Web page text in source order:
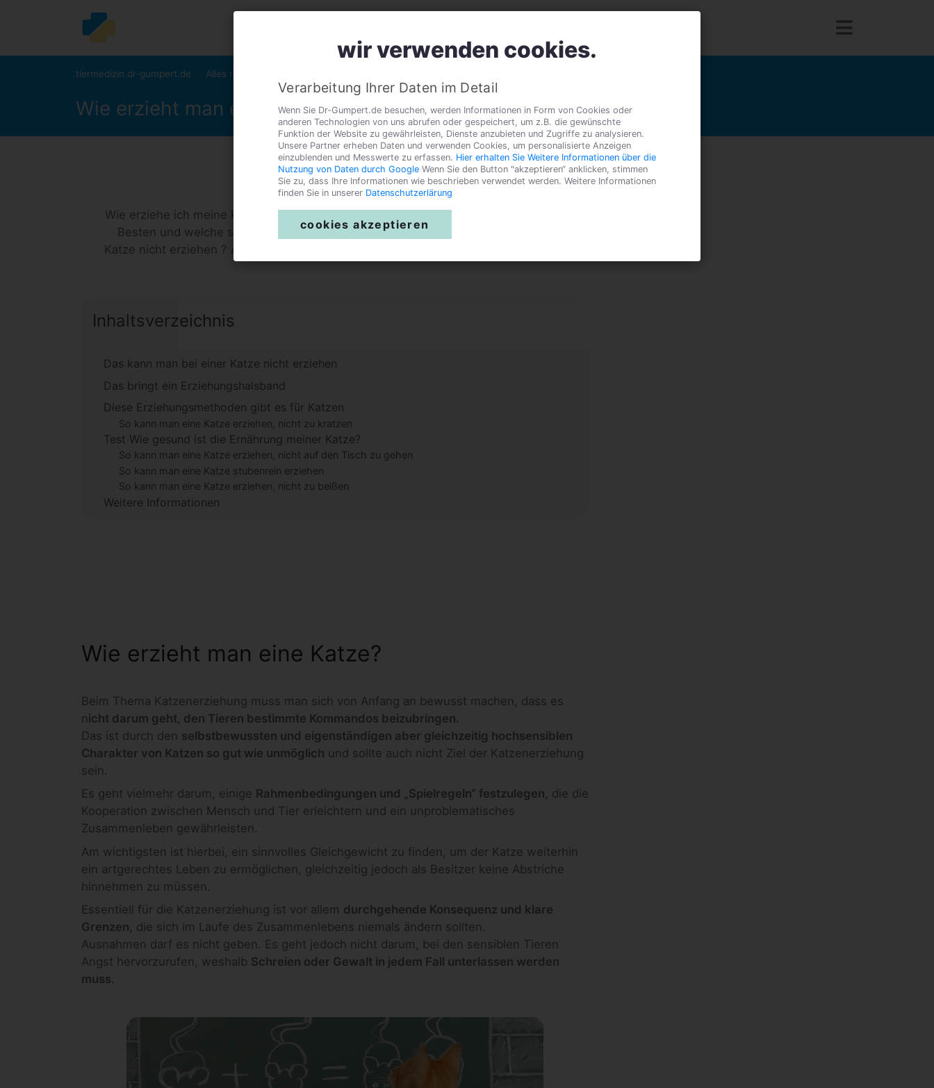
tiermedizin.dr-gumpert.de Alles rund um die Katze
Wie erzieht man eine Katze?
Wie erziehe ich meine Katze am Besten ? Welche Methoden eignen sich hierfür am
Besten und welche sind eher nachteilig zu bewerten? Was kann ich bei meiner
Katze nicht erziehen ? Alles rund um diesen Themenkomplex wird hier beantwortet
Inhaltsverzeichnis
Das kann man bei einer Katze nicht erziehen
Das bringt ein Erziehungshalsband
Diese Erziehungsmethoden gibt es für Katzen
So kann man eine Katze erziehen, nicht zu kratzen
Test Wie gesund ist die Ernährung meiner Katze?
So kann man eine Katze erziehen, nicht auf den Tisch zu gehen
So kann man eine Katze stubenrein erziehen
So kann man eine Katze erziehen, nicht zu beißen
Weitere Informationen
Wie erzieht man eine Katze?
Beim Thema Katzenerziehung muss man sich von Anfang an bewusst machen, dass es
nicht darum geht, den Tieren bestimmte Kommandos beizubringen.
Das ist durch den selbstbewussten und eigenständigen aber gleichzeitig hochsensiblen
Charakter von Katzen so gut wie unmöglich und sollte auch nicht Ziel der Katzenerziehung
sein.
Es geht vielmehr darum, einige Rahmenbedingungen und „Spielregeln“ festzulegen, die die
Kooperation zwischen Mensch und Tier erleichtern und ein unproblematisches
Zusammenleben gewährleisten.
Am wichtigsten ist hierbei, ein sinnvolles Gleichgewicht zu finden, um der Katze weiterhin
ein artgerechtes Leben zu ermöglichen, gleichzeitig jedoch als Besitzer keine Abstriche
hinnehmen zu müssen.
Essentiell für die Katzenerziehung ist vor allem durchgehende Konsequenz und klare
Grenzen, die sich im Laufe des Zusammenlebens niemals ändern sollten.
Ausnahmen darf es nicht geben. Es geht jedoch nicht darum, bei den sensiblen Tieren
Angst hervorzurufen, weshalb Schreien oder Gewalt in jedem Fall unterlassen werden
muss.
wir verwenden cookies.
Verarbeitung Ihrer Daten im Detail
Wenn Sie Dr-Gumpert.de besuchen, werden Informationen in Form von Cookies oder
anderen Technologien von uns abrufen oder gespeichert, um z.B. die gewünschte
Funktion der Website zu gewährleisten, Dienste anzubieten und Zugriffe zu analysieren.
Unsere Partner erheben Daten und verwenden Cookies, um personalisierte Anzeigen
einzublenden und Messwerte zu erfassen. Hier erhalten Sie Weitere Informationen über die
Nutzung von Daten durch Google Wenn Sie den Button "akzeptieren“ anklicken, stimmen
Sie zu, dass Ihre Informationen wie beschrieben verwendet werden. Weitere Informationen
finden Sie in unserer Datenschutzerlärung
cookies akzeptieren